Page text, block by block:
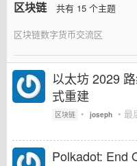
区块链
共有 15 个主题
区块链数字货币交流区
以太坊 2029
式重建
区块链 • joseph • 最
Polkadot: End